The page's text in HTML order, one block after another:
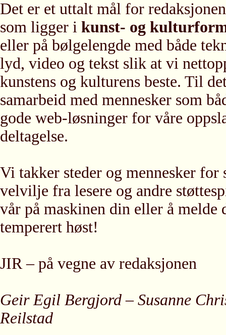
Det er et uttalt mål for
som ligger i kunst- og
eller på bølgelengde med både
lyd, video og tekst slik at vi
kunstens og kulturens beste. Til
samarbeid med mennesker som
gode web-løsninger for våre
deltagelse.
Vi takker steder og mennesker for
velvilje fra lesere og andre
vår på maskinen din eller å melde
temperert høst!
JIR – på vegne av redaksjonen
Geir Egil Bergjord – Susanne
Reilstad